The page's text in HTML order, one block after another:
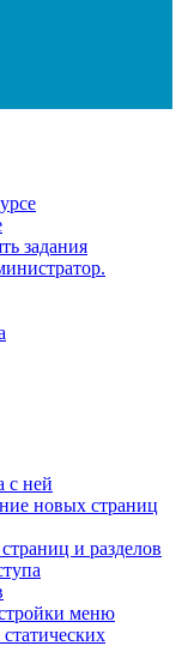
задания
с ней
новых страниц
и разделов
меню